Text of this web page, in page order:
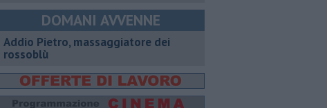
DOMANI AVVENNE
Addio Pietro, massaggiatore dei
rossoblù